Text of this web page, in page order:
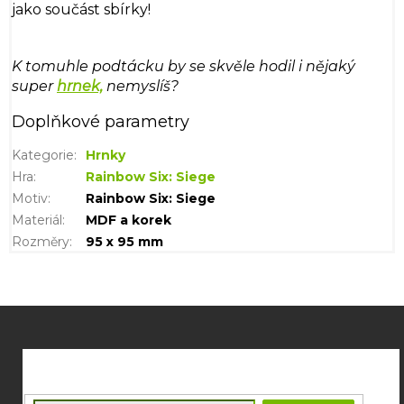
jako součást sbírky!
K tomuhle podtácku by se skvěle hodil i nějaký
superhrnek, nemyslíš?
Doplňkové parametry
Kategorie:
Hrnky
Hra:
Rainbow Six: Siege
Motiv:
Rainbow Six: Siege
Materiál :
MDF a korek
Rozměry: 95 x 95 mm